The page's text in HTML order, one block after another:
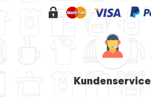
Kundenservice